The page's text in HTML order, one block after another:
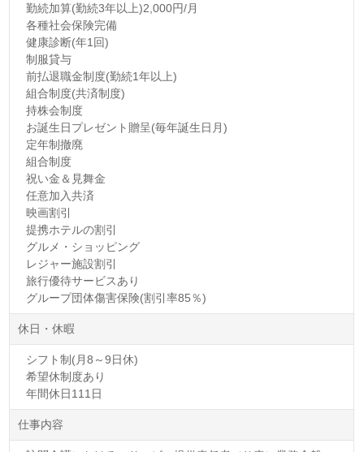
勤続加算(勤続3年以上)2,000円/月
各種社会保険完備
健康診断(年1回)
制服貸与
前払退職金制度(勤続1年以上)
組合制度(共済制度)
持株会制度
お誕生日プレゼント贈呈(毎年誕生日月)
定年制撤廃
組合制度
祝い金＆見舞金
任意加入共済
映画割引
提携ホテルの割引
グルメ・ショッピング
レジャー施設割引
旅行優待サービスあり
グループ団体傷害保険(割引率85％)
休日・休暇
シフト制(月8～9日休)
希望休制度あり
年間休日111日
仕事内容